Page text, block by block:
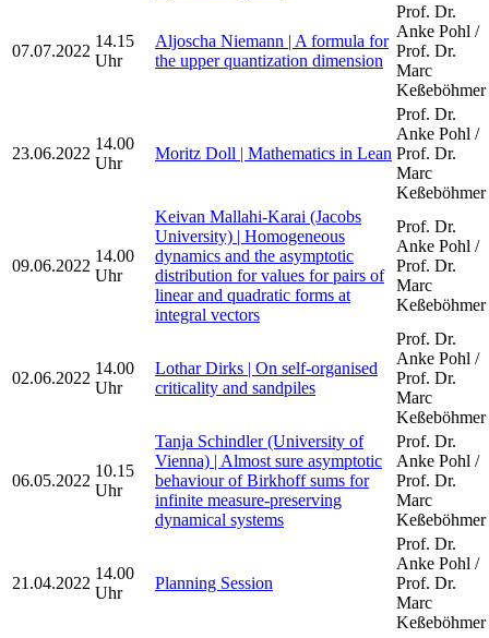
07.07.2022
14.15
Uhr
Aljoscha Niemann | A formula for
the upper quantization dimension
Prof. Dr.
Anke Pohl /
Prof. Dr.
Marc
Keßeböhmer
23.06.2022
14.00
Uhr
Moritz Doll | Mathematics in Lean
Prof. Dr.
Anke Pohl /
Prof. Dr.
Marc
Keßeböhmer
09.06.2022
14.00
Uhr
Keivan Mallahi-Karai (Jacobs
University) | Homogeneous
dynamics and the asymptotic
distribution for values for pairs of
linear and quadratic forms at
integral vectors
Prof. Dr.
Anke Pohl /
Prof. Dr.
Marc
Keßeböhmer
02.06.2022
14.00
Uhr
Lothar Dirks | On self-organised
criticality and sandpiles
Prof. Dr.
Anke Pohl /
Prof. Dr.
Marc
Keßeböhmer
06.05.2022
10.15
Uhr
Tanja Schindler (University of
Vienna) | Almost sure asymptotic
behaviour of Birkhoff sums for
infinite measure-preserving
dynamical systems
Prof. Dr.
Anke Pohl /
Prof. Dr.
Marc
Keßeböhmer
21.04.2022
14.00
Uhr
Planning Session
Prof. Dr.
Anke Pohl /
Prof. Dr.
Marc
Keßeböhmer